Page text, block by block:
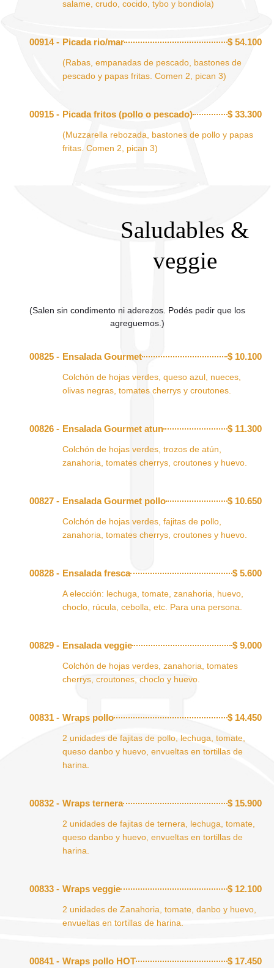
salame, crudo, cocido, tybo y bondiola)
00914 - Picada rio/mar $54.100
(Rabas, empanadas de pescado, bastones de
pescado y papas fritas. Comen 2, pican 3)
00915 - Picada fritos (pollo o pescado) $33.300
(Muzzarella rebozada, bastones de pollo y papas
fritas. Comen 2, pican 3)
Saludables &
veggie
(Salen sin condimento ni aderezos. Podés pedir que los
agreguemos.)
00825 - Ensalada Gourmet $10.100
Colchón de hojas verdes, queso azul, nueces,
olivas negras, tomates cherrys y croutones.
00826 - Ensalada Gourmet atun $11.300
Colchón de hojas verdes, trozos de atún,
zanahoria, tomates cherrys, croutones y huevo.
00827 - Ensalada Gourmet pollo $10.650
Colchón de hojas verdes, fajitas de pollo,
zanahoria, tomates cherrys, croutones y huevo.
00828 - Ensalada fresca $5.600
A elección: lechuga, tomate, zanahoria, huevo,
choclo, rúcula, cebolla, etc. Para una persona.
00829 - Ensalada veggie $9.000
Colchón de hojas verdes, zanahoria, tomates
cherrys, croutones, choclo y huevo.
00831 - Wraps pollo $14.450
2 unidades de fajitas de pollo, lechuga, tomate,
queso danbo y huevo, envueltas en tortillas de
harina.
00832 - Wraps ternera $15.900
2 unidades de fajitas de ternera, lechuga, tomate,
queso danbo y huevo, envueltas en tortillas de
harina.
00833 - Wraps veggie $12.100
2 unidades de Zanahoria, tomate, danbo y huevo,
envueltas en tortillas de harina.
00841 - Wraps pollo HOT $17.450